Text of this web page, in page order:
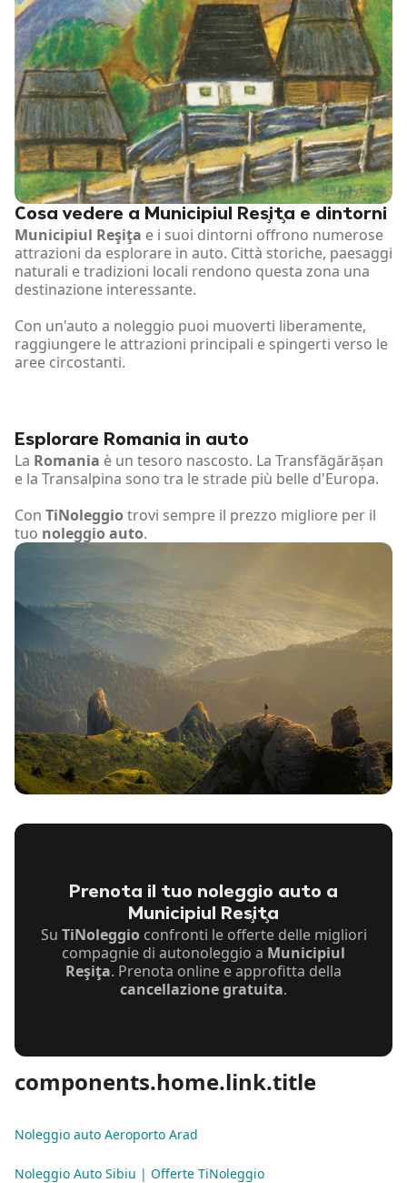
Cosa vedere a Municipiul Reşiţa e dintorni
Municipiul Reşiţa e i suoi dintorni offrono numerose
attrazioni da esplorare in auto. Città storiche, paesaggi
naturali e tradizioni locali rendono questa zona una
destinazione interessante.
Con un'auto a noleggio puoi muoverti liberamente,
raggiungere le attrazioni principali e spingerti verso le
aree circostanti.
Esplorare Romania in auto
La Romania è un tesoro nascosto. La Transfăgărășan
e la Transalpina sono tra le strade più belle d'Europa.
Con TiNoleggiotrovi sempre il prezzo migliore per il
tuo noleggio auto.
Prenota il tuo noleggio auto a
Municipiul Reşiţa
Su TiNoleggioconfronti le offerte delle migliori
compagnie di autonoleggio a Municipiul
Reşiţa. Prenota online e approfitta della
cancellazione gratuita.
components.home.link.title
Noleggio auto Aeroporto Arad
Noleggio Auto Sibiu | Offerte TiNoleggio